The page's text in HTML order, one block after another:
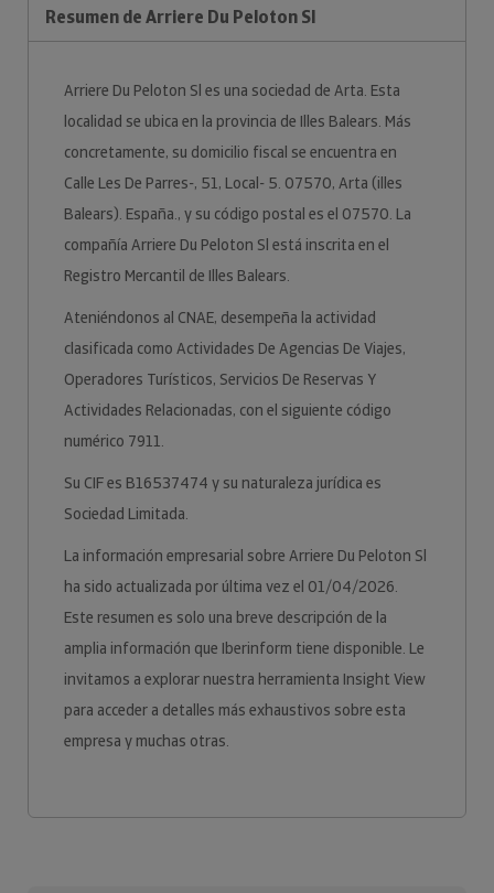
Resumen de Arriere Du Peloton Sl
Arriere Du Peloton Sl es una sociedad de Arta. Esta
localidad se ubica en la provincia de Illes Balears. Más
concretamente, su domicilio fiscal se encuentra en
Calle Les De Parres-, 51, Local- 5. 07570, Arta (illes
Balears). España., y su código postal es el 07570. La
compañía Arriere Du Peloton Sl está inscrita en el
Registro Mercantil de Illes Balears.
Ateniéndonos al CNAE, desempeña la actividad
clasificada como Actividades De Agencias De Viajes,
Operadores Turísticos, Servicios De Reservas Y
Actividades Relacionadas, con el siguiente código
numérico 7911.
Su CIF es B16537474 y su naturaleza jurídica es
Sociedad Limitada.
La información empresarial sobre Arriere Du Peloton Sl
ha sido actualizada por última vez el 01/04/2026.
Este resumen es solo una breve descripción de la
amplia información que Iberinform tiene disponible. Le
invitamos a explorar nuestra herramienta Insight View
para acceder a detalles más exhaustivos sobre esta
empresa y muchas otras.